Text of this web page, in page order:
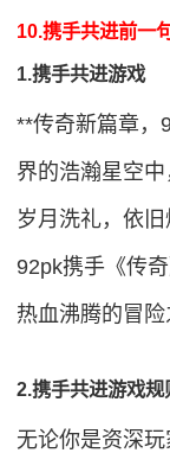
10.携手共进前一
1.携手共进游戏
**传奇新篇章，
界的浩瀚星空
岁月洗礼，依
92pk携手《传
热血沸腾的冒险
2.携手共进游戏规
无论你是资深